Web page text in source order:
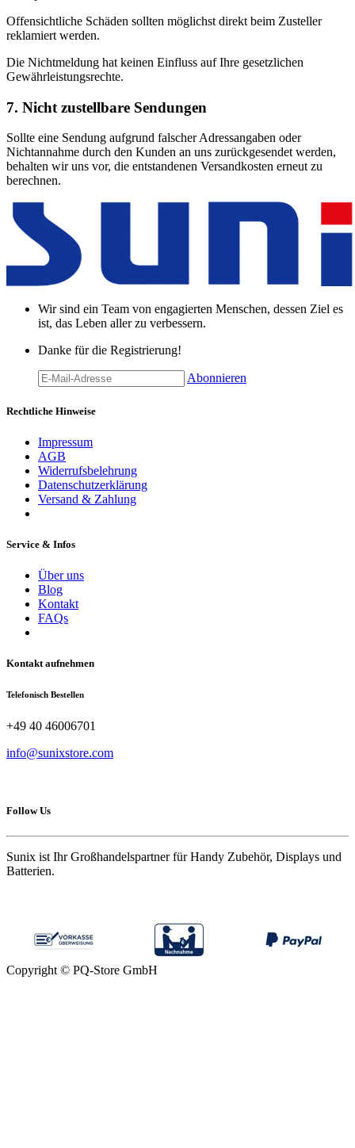
Offensichtliche Schäden sollten möglichst direkt beim Zusteller
reklamiert werden.
Die Nichtmeldung hat keinen Einfluss auf Ihre gesetzlichen
Gewährleistungsrechte.
7. Nicht zustellbare Sendungen
Sollte eine Sendung aufgrund falscher Adressangaben oder
Nichtannahme durch den Kunden an uns zurückgesendet werden,
behalten wir uns vor, die entstandenen Versandkosten erneut zu
berechnen.
Wir sind ein Team von engagierten Menschen, dessen Ziel es
ist, das Leben aller zu verbessern.
Danke für die Registrierung!
Abonnieren
Rechtliche Hinweise
Impressum
AGB
Widerrufsbelehrung
Datenschutzerklärung
Versand & Zahlung
Service & Infos
Über uns
Blog
Kontakt
FAQs
Kontakt aufnehmen
Telefonisch Bestellen
+49 40 46006701
info@sunixstore.com
Follow Us
Sunix ist Ihr Großhandelspartner für Handy Zubehör, Displays und
Batterien.
Copyright © PQ-Store GmbH